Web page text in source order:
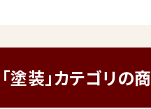
「塗装」カテゴリの